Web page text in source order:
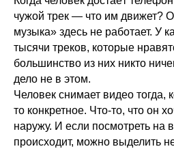
чужой трек — что им движет?
музыка» здесь не работает. У
тысячи треков, которые
большинство из них никто
дело не в этом.
Человек снимает видео тогда,
то конкретное. Что-то, что он
наружу. И если посмотреть на
происходит, можно выделить